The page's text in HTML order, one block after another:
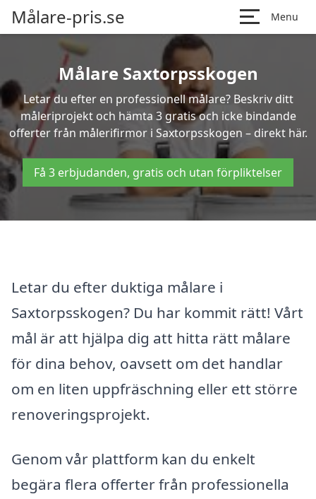
Målare-pris.se Menu
Målare Saxtorpsskogen
Letar du efter en professionell målare? Beskriv ditt
måleriprojekt och hämta 3 gratis och icke bindande
offerter från målerifirmor i Saxtorpsskogen – direkt här.
Få 3 erbjudanden, gratis och utan förpliktelser
Letar du efter duktiga målare i
Saxtorpsskogen? Du har kommit rätt! Vårt
mål är att hjälpa dig att hitta rätt målare
för dina behov, oavsett om det handlar
om en liten uppfräschning eller ett större
renoveringsprojekt.
Genom vår plattform kan du enkelt
begära flera offerter från professionella